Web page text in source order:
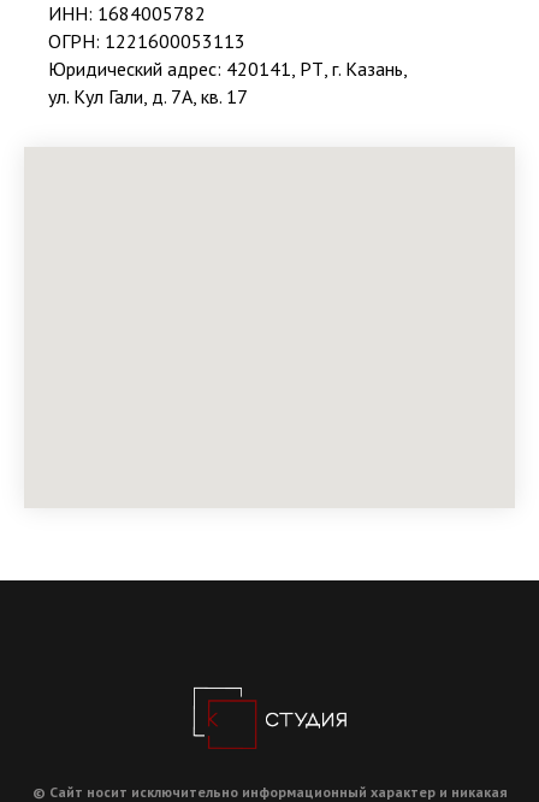
ИНН: 1684005782
ОГРН: 1221600053113
Юридический адрес: 420141, РТ, г. Казань,
ул. Кул Гали, д. 7А, кв. 17
© Сайт носит исключительно информационный характер и никакая